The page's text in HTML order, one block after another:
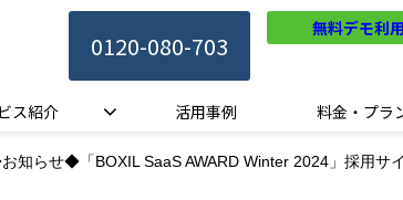
0120-080-703
無料デモ利用
ス紹介 活用事例 料金・プラ
知らせ◆「BOXIL SaaS AWARD Winter 2024」採用サ